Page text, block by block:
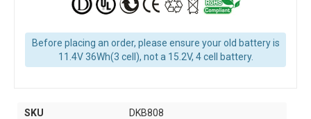
Before placing an order, please ensure your old battery is
11.4V 36Wh(3 cell), not a 15.2V, 4 cell battery.
SKU
DKB808